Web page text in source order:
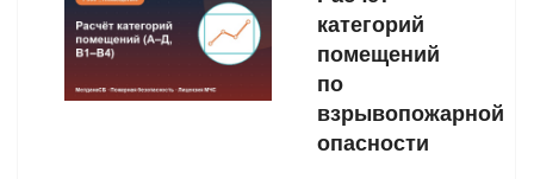
категорий
помещений
по
взрывопожарной
опасности